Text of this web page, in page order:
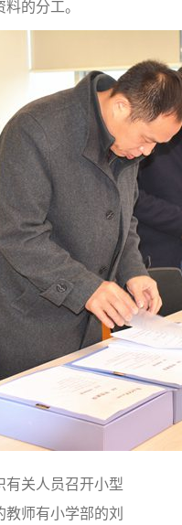
的分工。
关人员召开小型
教师有小学部的刘